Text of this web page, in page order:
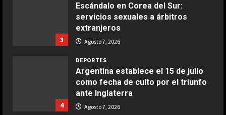
COCINA
Boquerones fritos en freidora de
aire
COCINA
Buñuelos de alcachofas
Aprile 5, 2026
3
Escándalo en Corea del Sur:
servicios sexuales a árbitros
extranjeros
Agosto 7, 2026
4
DEPORTES
Argentina establece el 15 de julio
como fecha de culto por el triunfo
ante Inglaterra
Agosto 7, 2026